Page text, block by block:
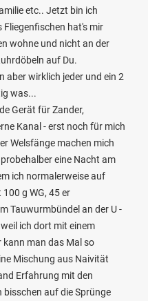
etc.. Jetzt bin ich
Fliegenfischen hat's mir
wohne und nicht an der
auf Du.
aber wirklich jeder und ein 2
was...
Gerät für Zander,
Kanal - erst noch für mich
Welsfänge machen mich
eine Nacht am
ich normalerweise auf
g WG, 45 er
Tauwurmbündel an der U -
ich dort mit einem
kann man das Mal so
Mischung aus Naivität
Erfahrung mit den
auf die Sprünge